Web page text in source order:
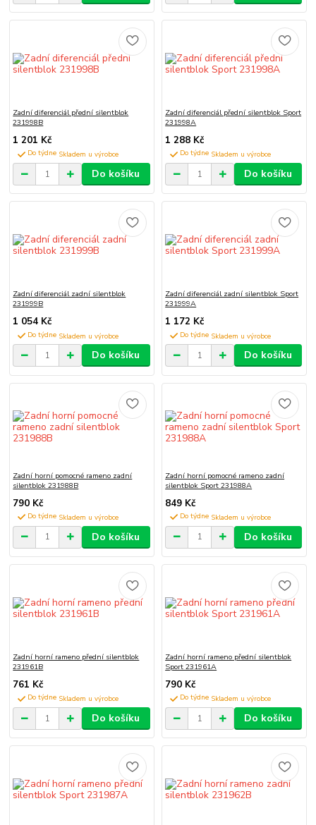
Zadní diferenciál přední silentblok
231998B
1 201 Kč
Do týdne
Do košíku
Zadní diferenciál přední silentblok Sport
231998A
1 288 Kč
Do týdne
Do košíku
Zadní diferenciál zadní silentblok
231999B
1 054 Kč
Do týdne
Do košíku
Zadní diferenciál zadní silentblok Sport
231999A
1 172 Kč
Do týdne
Do košíku
Zadní horní pomocné rameno zadní
silentblok 231988B
790 Kč
Do týdne
Do košíku
Zadní horní pomocné rameno zadní
silentblok Sport 231988A
849 Kč
Do týdne
Do košíku
Zadní horní rameno přední silentblok
231961B
761 Kč
Do týdne
Do košíku
Zadní horní rameno přední silentblok
Sport 231961A
790 Kč
Do týdne
Do košíku